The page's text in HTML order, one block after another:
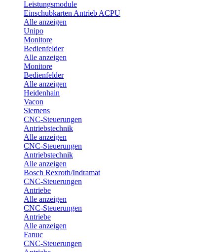
Leistungsmodule
Einschubkarten Antrieb ACPU
Alle anzeigen
Unipo
Monitore
Bedienfelder
Alle anzeigen
Monitore
Bedienfelder
Alle anzeigen
Heidenhain
Vacon
Siemens
CNC-Steuerungen
Antriebstechnik
Alle anzeigen
CNC-Steuerungen
Antriebstechnik
Alle anzeigen
Bosch Rexroth/Indramat
CNC-Steuerungen
Antriebe
Alle anzeigen
CNC-Steuerungen
Antriebe
Alle anzeigen
Fanuc
CNC-Steuerungen